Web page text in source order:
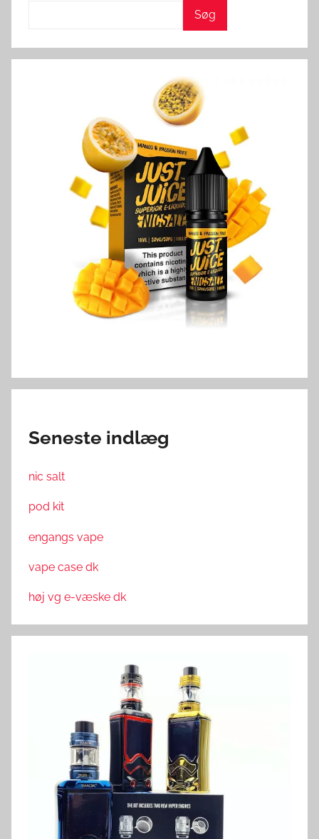
Søg
Seneste indlæg
nic salt
pod kit
engangs vape
vape case dk
høj vg e-væske dk